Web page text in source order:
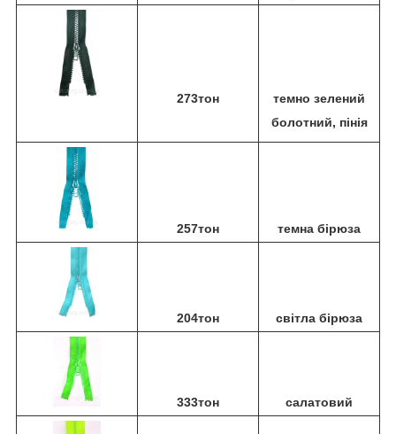
273тон
темно зелений
болотний, пінія
257тон темна бірюза
204тон світла бірюза
333тон салатовий